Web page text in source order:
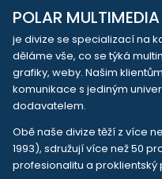
POLAR MULTIMEDIA
je divize se specializací na
děláme vše, co se týká
grafiky, weby. Našim
komunikace s jediným
dodavatelem.
Obě naše divize těží z více
1993), sdružují více než 50
profesionalitu a proklientský